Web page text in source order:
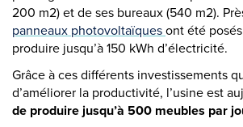
200 m2) et de ses bureaux (540 m2).
panneaux photovoltaïquesont été
produire jusqu’à 150 kWh d’électricité.
Grâce à ces différents investissements
d’améliorer la productivité, l’usine est
de produire jusqu’à 500 meubles par